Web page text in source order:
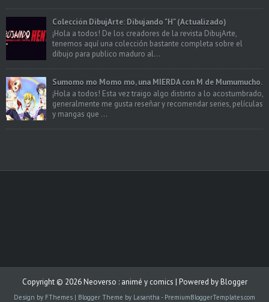
Colección DibujArte: Dibujando "H" (Actualizado)
¡Hola a todos! De los creadores de la revista DibujArte,
tenemos aquí una colección bastante completa sobre el
dibujo para publico maduro al...
Sumomo mo Momo mo, una MIERDA con M de Mumumucho.
¡Hola a todos! Esta vez traigo algo distinto a lo acostumbrado,
generalmente me gusta reseñar y recomendar series, películas
y mangas que ...
Copyright © 2026Neoverso : animé y comics | Powered byBlogger
Design by FThemes | Blogger Theme by Lasantha - PremiumBloggerTemplates.com